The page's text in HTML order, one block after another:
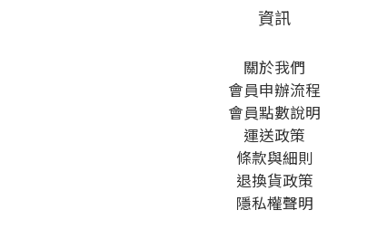
資訊
關於我們
會員申辦流程
會員點數說明
運送政策
條款與細則
退換貨政策
隱私權聲明